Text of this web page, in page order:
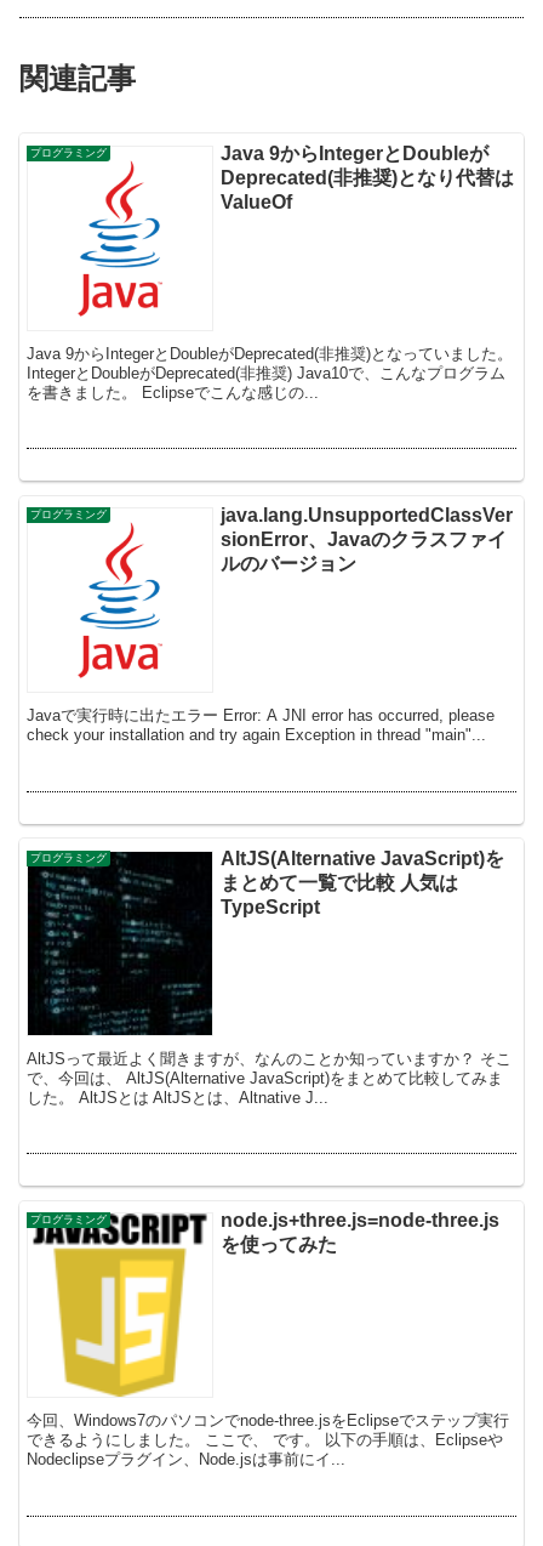
関連記事
プログラミング
Java 9からIntegerとDoubleが
Deprecated(非推奨)となり代替は
ValueOf
Java 9からIntegerとDoubleがDeprecated(非推奨)となっていました。
IntegerとDoubleがDeprecated(非推奨) Java10で、こんなプログラム
を書きました。 Eclipseでこんな感じの...
プログラミング
java.lang.UnsupportedClassVer
sionError、Javaのクラスファイ
ルのバージョン
Javaで実行時に出たエラー Error: A JNI error has occurred, please
check your installation and try again Exception in thread "main"...
プログラミング
AltJS(Alternative JavaScript)を
まとめて一覧で比較 人気は
TypeScript
AltJSって最近よく聞きますが、なんのことか知っていますか？ そこ
で、今回は、 AltJS(Alternative JavaScript)をまとめて比較してみま
した。 AltJSとは AltJSとは、Altnative J...
プログラミング
node.js+three.js=node-three.js
を使ってみた
今回、Windows7のパソコンでnode-three.jsをEclipseでステップ実行
できるようにしました。 ここで、 です。 以下の手順は、Eclipseや
Nodeclipseプラグイン、Node.jsは事前にイ...